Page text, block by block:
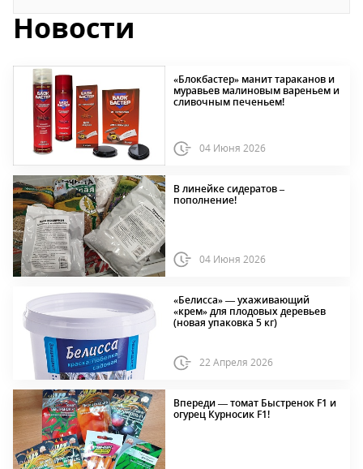
Новости
«Блокбастер» манит тараканов и
муравьев малиновым вареньем и
сливочным печеньем!
04 Июня 2026
В линейке сидератов –
пополнение!
04 Июня 2026
«Белисса» — ухаживающий
«крем» для плодовых деревьев
(новая упаковка 5 кг)
22 Апреля 2026
Впереди — томат Быстренок F1 и
огурец Курносик F1!